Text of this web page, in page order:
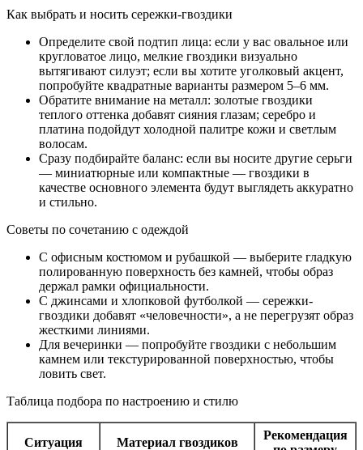
Как выбрать и носить сережки-гвоздики
Определите свой подтип лица: если у вас овальное или
кругловатое лицо, мелкие гвоздики визуально
вытягивают силуэт; если вы хотите уголковый акцент,
попробуйте квадратные варианты размером 5–6 мм.
Обратите внимание на металл: золотые гвоздики
теплого оттенка добавят сияния глазам; серебро и
платина подойдут холодной палитре кожи и светлым
волосам.
Сразу подбирайте баланс: если вы носите другие серьги
— миниатюрные или компактные — гвоздики в
качестве основного элемента будут выглядеть аккуратно
и стильно.
Советы по сочетанию с одеждой
С офисным костюмом и рубашкой — выберите гладкую
полированную поверхность без камней, чтобы образ
держал рамки официальности.
С джинсами и хлопковой футболкой — сережки-
гвоздики добавят «человечности», а не перегрузят образ
жесткими линиями.
Для вечеринки — попробуйте гвоздики с небольшим
камнем или текстурированной поверхностью, чтобы
ловить свет.
Таблица подбора по настроению и стилю
Ситуация Материал гвоздиков
Рекомендация